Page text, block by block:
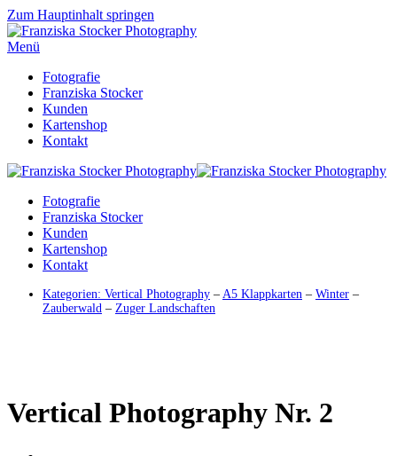
Zum Hauptinhalt springen
Menü
Fotografie
Franziska Stocker
Kunden
Kartenshop
Kontakt
Fotografie
Franziska Stocker
Kunden
Kartenshop
Kontakt
Kategorien: Vertical Photography – A5 Klappkarten – Winter –
Zauberwald – Zuger Landschaften
Vertical Photography Nr. 2